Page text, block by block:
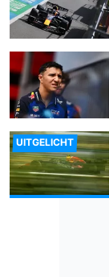
UITGELICHT